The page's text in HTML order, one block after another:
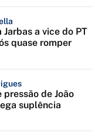
Jarbas a vice do PT
quase romper
pressão de João
suplência